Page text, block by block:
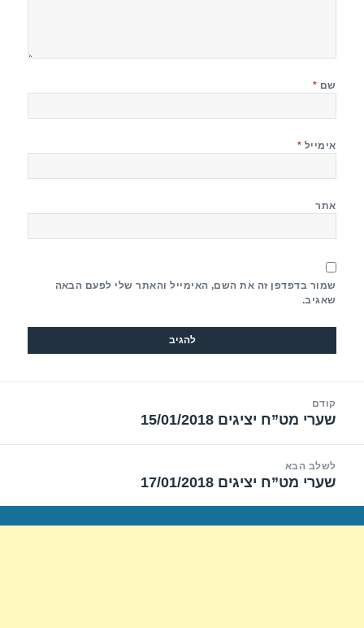
שם *
אימייל *
אתר
שמור בדפדפן זה את השם, האימייל והאתר שלי לפעם הבאה
שאגיב.
קודם
הפוסט
שערי מט”ח יציגים 15/01/2018
לשלב הבא
הפוסט
שערי מט”ח יציגים 17/01/2018